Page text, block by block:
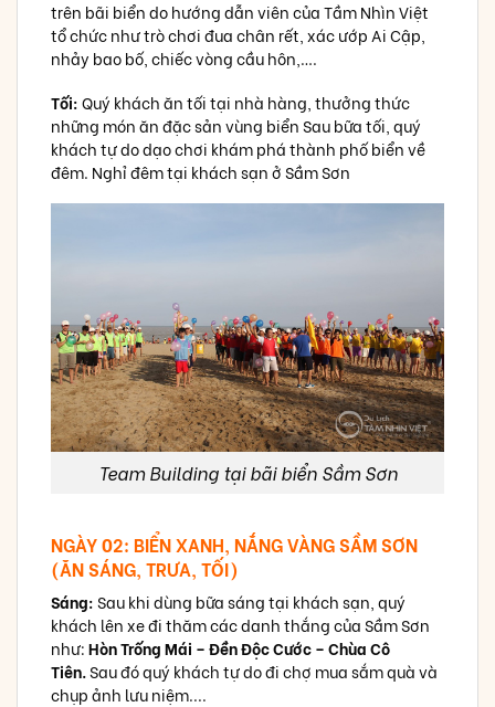
trên bãi biển do hướng dẫn viên của Tầm Nhìn Việt
tổ chức như trò chơi đua chân rết, xác ướp Ai Cập,
nhảy bao bố, chiếc vòng cầu hôn,….
Tối:Quý khách ăn tối tại nhà hàng, thưởng thức
những món ăn đặc sản vùng biển Sau bữa tối, quý
khách tự do dạo chơi khám phá thành phố biển về
đêm. Nghỉ đêm tại khách sạn ở Sầm Sơn
Team Building tại bãi biển Sầm Sơn
NGÀY 02: BIỂN XANH, NẮNG VÀNG SẦM SƠN
(ĂN SÁNG, TRƯA, TỐI)
Sáng:Sau khi dùng bữa sáng tại khách sạn, quý
khách lên xe đi thăm các danh thắng của Sầm Sơn
như:Hòn Trống Mái – Đền Độc Cước – Chùa Cô
Tiên.Sau đó quý khách tự do đi chợ mua sắm quà và
chụp ảnh lưu niệm....